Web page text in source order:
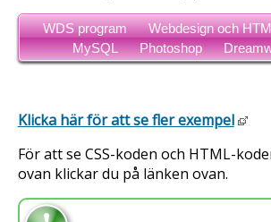
WDS program Webdesign och
MySQL
Photoshop
Klicka här för att se fler exempel
För att se CSS-koden och HTML-
ovan klickar du på länken ovan.